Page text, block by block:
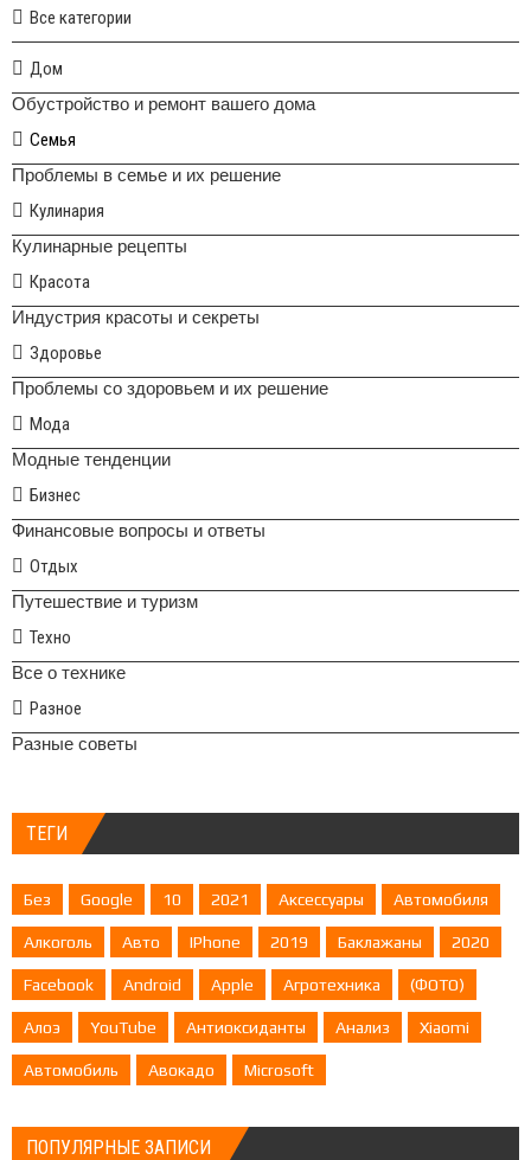
Все категории
Дом
Обустройство и ремонт вашего дома
Семья
Проблемы в семье и их решение
Кулинария
Кулинарные рецепты
Красота
Индустрия красоты и секреты
Здоровье
Проблемы со здоровьем и их решение
Мода
Модные тенденции
Бизнес
Финансовые вопросы и ответы
Отдых
Путешествие и туризм
Техно
Все о технике
Разное
Разные советы
ТЕГИ
Без Google 10 2021 Аксессуары Автомобиля
Алкоголь Авто IPhone 2019 Баклажаны 2020
Facebook Android Apple Агротехника (ФОТО)
Алоэ YouTube Антиоксиданты Анализ Xiaomi
Автомобиль Авокадо Microsoft
ПОПУЛЯРНЫЕ ЗАПИСИ